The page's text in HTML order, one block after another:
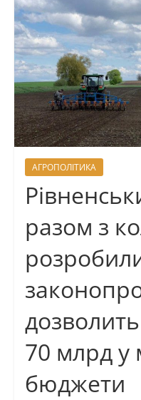
АГРОПОЛІТИКА
разом з
70 млрд у
бюджети